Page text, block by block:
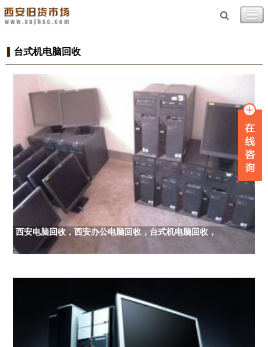
台式机电脑回收
西安电脑回收，西安办公电脑回收，台式机电脑回收，